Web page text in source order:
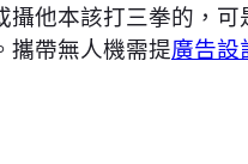
攝他本該打三拳的，
攜帶無人機需提廣告設